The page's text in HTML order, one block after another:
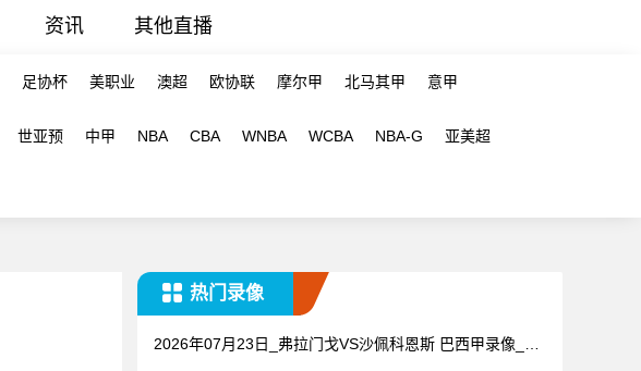
资讯 其他直播
足协杯 美职业 澳超 欧协联 摩尔甲 北马其甲 意甲
世亚预 中甲 NBA CBA WNBA WCBA NBA-G 亚美超
热门录像
2026年07月23日_弗拉门戈VS沙佩科恩斯 巴西甲录像_全